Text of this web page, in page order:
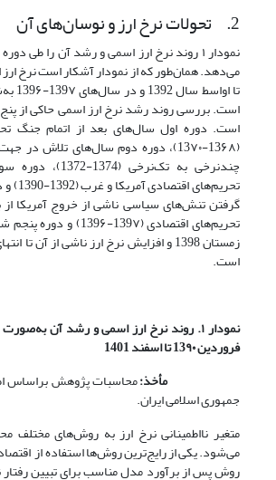
2. تحولات نرخ ارز و نوسان‌های آن
تا
‌است. بررسی روند رشد نرخ ارز اسمی حاکی از
است. دوره اول سال‌های بعد از اتمام جنگ
(13۶۸-13۷۰)، دوره دوم سال‌های تلاش در
چندنرخی به تک‌نرخی
گرفتن تنش‌های سیاسی ناشی از خروج آمریکا
تحریم‌های اقتصادی (139۷-
زمستان 1398 و افزایش نرخ ارز ناشی از آن
است.
نمودار ۱. روند نرخ ارز اسمی و رشد آن
فروردین 13۹۰ تا اسفند 1401
مأخذ:محاسبات پژوهش براساس
جمهوری اسلامی ایران.
متغیر نااطمینانی نرخ ارز به روش‌های مختلف
می‌شود. یکی از رایج‌ترین روش‌ها استفاده از
روش پس از برآورد مدل مناسب برای تبیین رفتار